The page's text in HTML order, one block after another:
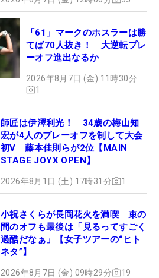
「61」マークのホスラーは勝
てば70人抜き！ 大逆転プレ
ーオフ進出なるか
2026年8月7日 (金) 11時30分
1
師匠は伊澤利光！ 34歳の梅山知
宏が4人のプレーオフを制して大会
初V 藤本佳則らが2位【MAIN
STAGE JOYX OPEN】
2026年8月1日 (土) 17時31分 1
小祝さくらが長岡花火を満喫 束の
間のオフも最後は「見るってすごく
過酷だなぁ」【女子ツアーの“ヒト
ネタ”】
2026年8月7日 (金) 09時29分 19